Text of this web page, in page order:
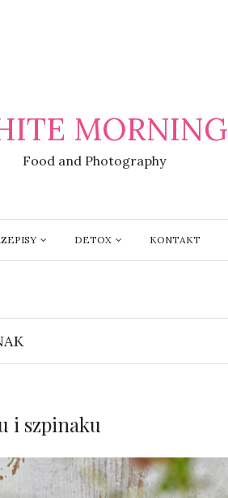
MORNING
Food and Photography
DETOX KONTAKT
i szpinaku